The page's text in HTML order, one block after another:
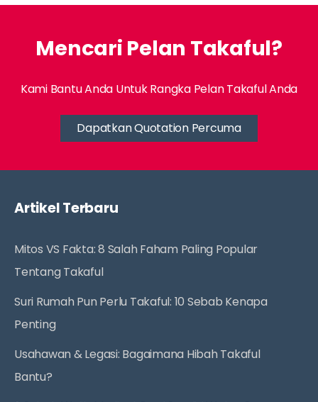
Mencari Pelan Takaful?
Kami Bantu Anda Untuk Rangka Pelan Takaful Anda
Dapatkan Quotation Percuma
Artikel Terbaru
Mitos VS Fakta: 8 Salah Faham Paling Popular
Tentang Takaful
Suri Rumah Pun Perlu Takaful: 10 Sebab Kenapa
Penting
Usahawan & Legasi: Bagaimana Hibah Takaful
Bantu?